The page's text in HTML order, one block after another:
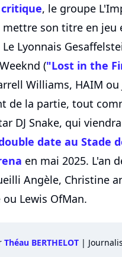
, le groupe
mettre son titre en jeu
Lyonnais
("Lost in the
Williams, HAIM ou
de la partie, tout
DJ Snake, qui
date au Stade
en mai 2025. L'an
Angèle, Christine
ou Lewis OfMan.
Théau BERTHELOT |